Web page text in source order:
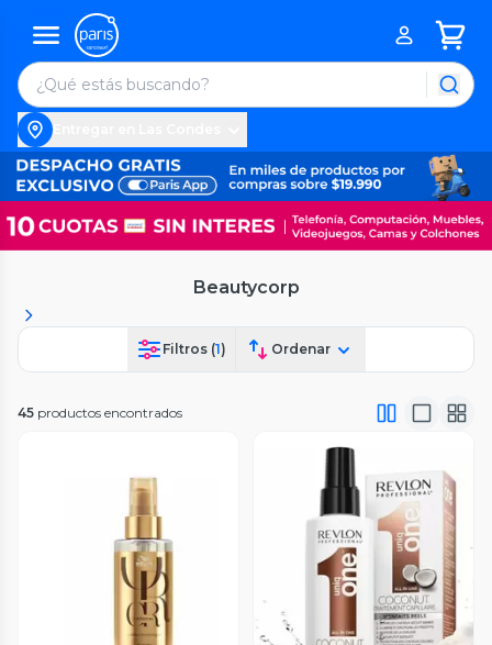
Beautycorp
Filtros (1) Ordenar
45 productos encontrados